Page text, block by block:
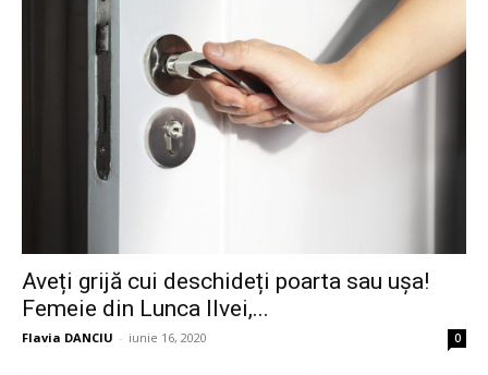
Aveți grijă cui deschideți poarta sau ușa!
Femeie din Lunca Ilvei,...
Flavia DANCIU - iunie 16, 2020 0